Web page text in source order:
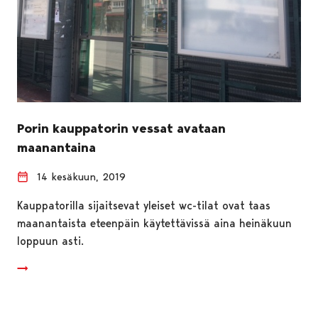
Porin kauppatorin vessat avataan
maanantaina
14 kesäkuun, 2019
Kauppatorilla sijaitsevat yleiset wc-tilat ovat taas
maanantaista eteenpäin käytettävissä aina heinäkuun
loppuun asti.